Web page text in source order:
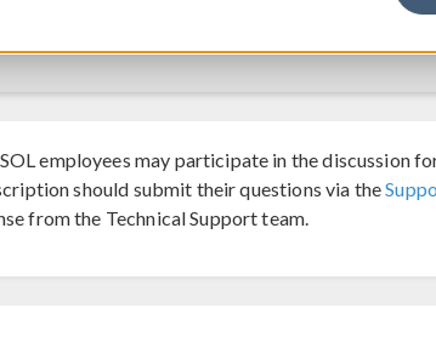
employees may participate in the discussion
should submit their questions via the
from the Technical Support team.